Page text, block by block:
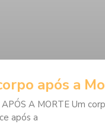
após a
APÓS A MORTE Um
após a